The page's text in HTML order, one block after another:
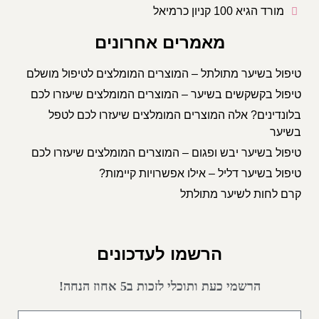
מורד הגיא 100 קניון כרמיאל
מאמרים אחרונים
טיפול בשיער מתולתל – המוצרים המומלצים לטיפול מושלם
טיפול בקשקשים בשיער – המוצרים המומלצים שיעזרו לכם
בלונדינים? אלה המוצרים המומלצים שיעזרו לכם לטפל
בשיער
טיפול בשיער יבש ופגום – המוצרים המומלצים שיעזרו לכם
טיפול בשיער דליל – אילו אפשרויות קיימות?
קרם לחות לשיער מתולתל
הרשמו לעדכונים
הרשמי כעת ותוכלי לזכות ב5 אחוז הנחה!